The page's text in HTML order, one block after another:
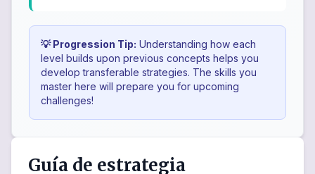
💡 Progression Tip: Understanding how each
level builds upon previous concepts helps you
develop transferable strategies. The skills you
master here will prepare you for upcoming
challenges!
Guía de estrategia